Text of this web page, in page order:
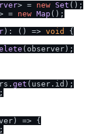
> = new Set ();
= new Map ();
): () => void
{
(observer);
. get (user. id );
) => {